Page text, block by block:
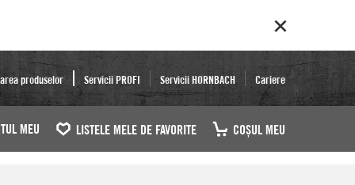
produselor Servicii PROFI Servicii HORNBACH Cariere
MEU LISTELE MELE DE FAVORITE COŞUL MEU